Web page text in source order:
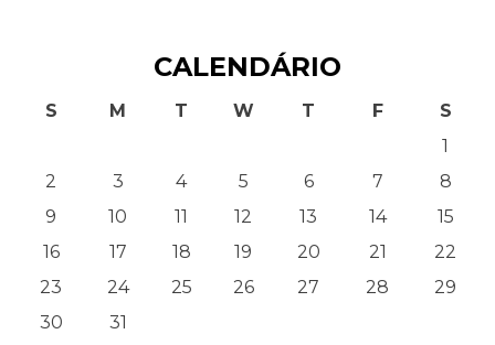
CALENDÁRIO
S M T W T F
S
1
2
3 4 5 6 7
8
9
10 11 12 13 14
15
16
17 18 19 20 21
22
23
24 25 26 27 28
29
30
31